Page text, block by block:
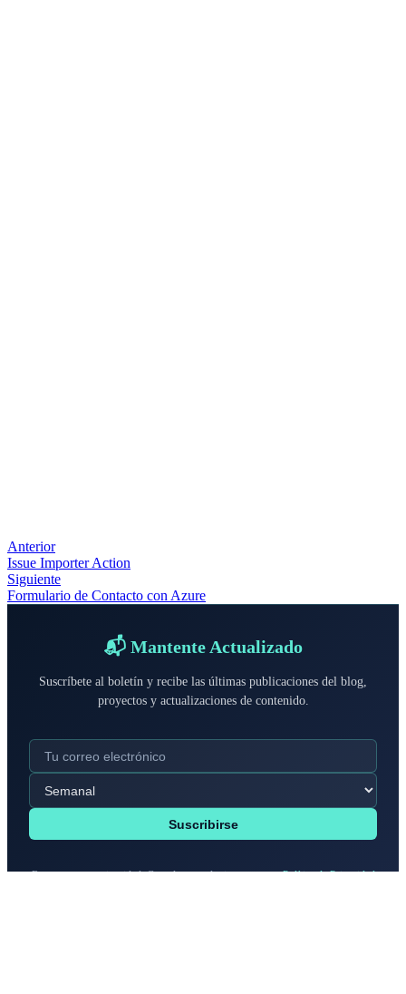
Anterior
Issue Importer Action
Siguiente
Formulario de Contacto con Azure
📬 Mantente Actualizado
Suscríbete al boletín y recibe las últimas publicaciones del blog,
proyectos y actualizaciones de contenido.
Suscribirse
Respetamos tu privacidad. Cancela en cualquier momento. Política de Privacidad